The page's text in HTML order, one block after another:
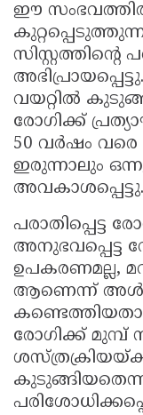
ഈ സംഭവത്തിൽ
വയറ്റിൽ
രോഗിക്ക്
50 വർഷം
ഇരുന്നാലും
അവകാശപ്പെട്ടു.
പരാതിപ്പെട്ട
അനുഭവപ്പെട്ട
ഉപകരണമല്ല,
ആണെന്ന്
രോഗിക്ക് മുമ്പ്